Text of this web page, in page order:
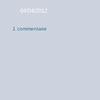
04/04/2012
1 commentaire